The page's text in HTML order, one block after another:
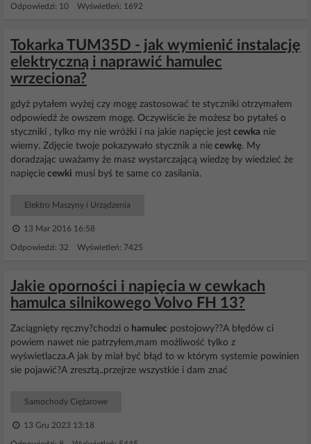
Odpowiedzi: 10 Wyświetleń: 1692
Tokarka TUM35D - jak wymienić instalację
elektryczną i naprawić hamulec
wrzeciona?
gdyż pytałem wyżej czy mogę zastosować te styczniki otrzymałem
odpowiedź że owszem mogę. Oczywiście że możesz bo pytałeś o
styczniki , tylko my nie wróżki i na jakie napięcie jest cewka nie
wiemy. Zdjęcie twoje pokazywało stycznik a nie cewkę. My
doradzając uważamy że masz wystarczającą wiedzę by wiedzieć że
napięcie cewki musi byś te same co zasilania.
Elektro Maszyny i Urządzenia
13 Mar 2016 16:58
Odpowiedzi: 32 Wyświetleń: 7425
Jakie oporności i napięcia w cewkach
hamulca silnikowego Volvo FH 13?
Zaciągnięty ręczny?chodzi o hamulec postojowy??A błędów ci
powiem nawet nie patrzyłem,mam możliwość tylko z
wyświetlacza.A jak by miał być błąd to w którym systemie powinien
sie pojawić?A zresztą..przejrze wszystkie i dam znać
Samochody Ciężarowe
13 Gru 2023 13:18